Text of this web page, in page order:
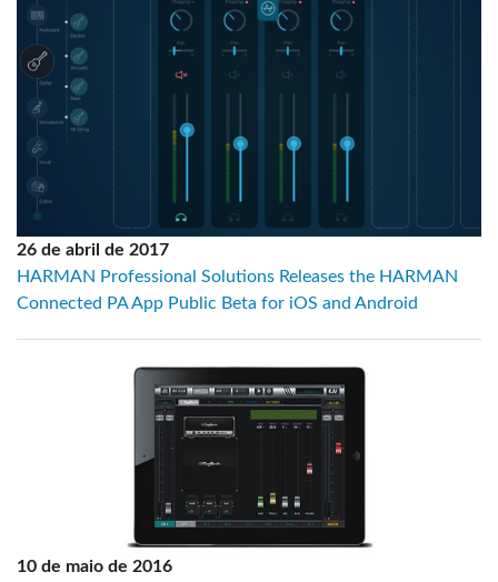
26 de abril de 2017
HARMAN Professional Solutions Releases the HARMAN
Connected PA App Public Beta for iOS and Android
10 de maio de 2016